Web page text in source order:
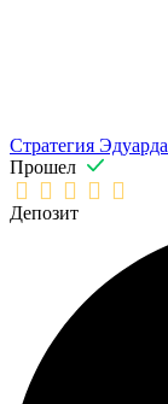
Стратегия Эдуарда
Прошел
Депозит